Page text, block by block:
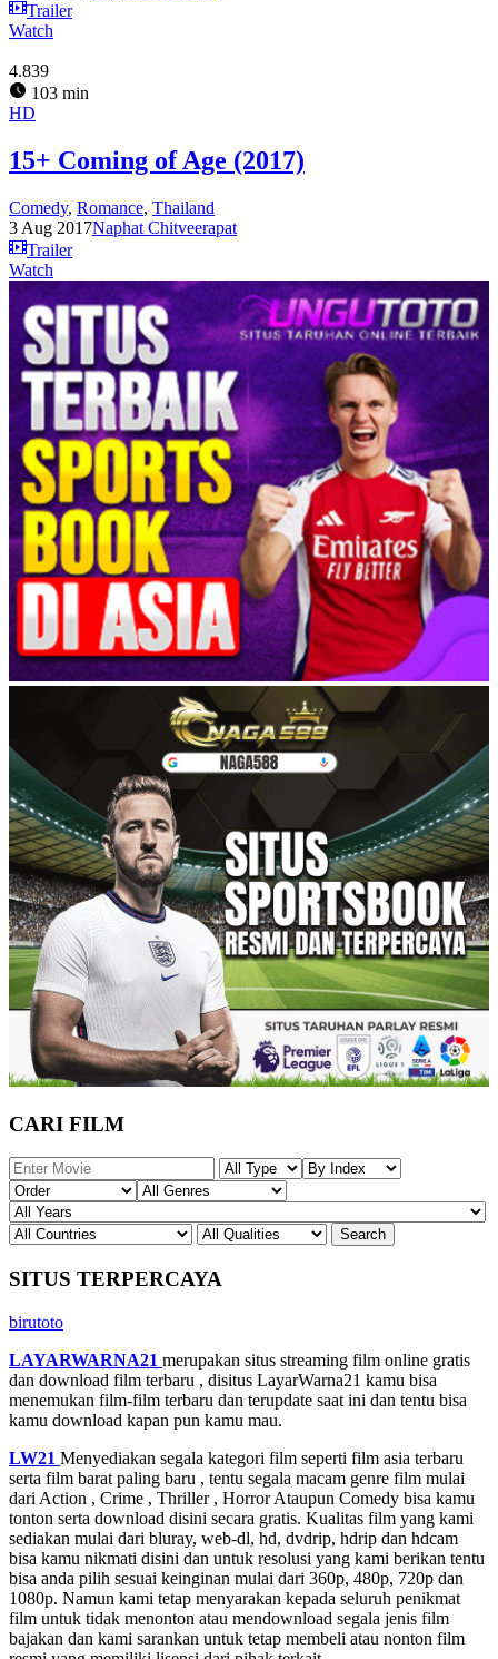
Trailer
Watch
4.839
103 min
HD
15+ Coming of Age (2017)
Comedy, Romance, Thailand
3 Aug 2017Naphat Chitveerapat
Trailer
Watch
CARI FILM
SITUS TERPERCAYA
birutoto
LAYARWARNA21 merupakan situs streaming film online gratis
dan download film terbaru , disitus LayarWarna21 kamu bisa
menemukan film-film terbaru dan terupdate saat ini dan tentu bisa
kamu download kapan pun kamu mau.
LW21 Menyediakan segala kategori film seperti film asia terbaru
serta film barat paling baru , tentu segala macam genre film mulai
dari Action , Crime , Thriller , Horror Ataupun Comedy bisa kamu
tonton serta download disini secara gratis. Kualitas film yang kami
sediakan mulai dari bluray, web-dl, hd, dvdrip, hdrip dan hdcam
bisa kamu nikmati disini dan untuk resolusi yang kami berikan tentu
bisa anda pilih sesuai keinginan mulai dari 360p, 480p, 720p dan
1080p. Namun kami tetap menyarakan kepada seluruh penikmat
film untuk tidak menonton atau mendownload segala jenis film
bajakan dan kami sarankan untuk tetap membeli atau nonton film